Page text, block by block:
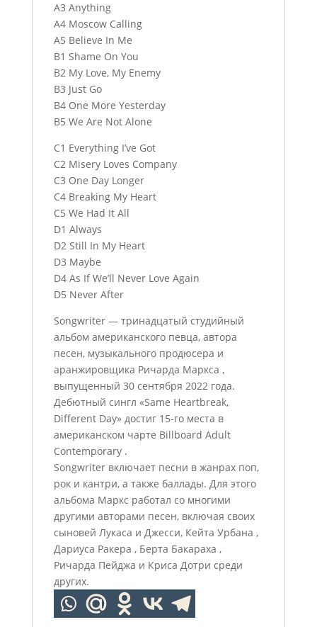
A3 Anything
A4 Moscow Calling
A5 Believe In Me
B1 Shame On You
B2 My Love, My Enemy
B3 Just Go
B4 One More Yesterday
B5 We Are Not Alone
C1 Everything I’ve Got
C2 Misery Loves Company
C3 One Day Longer
C4 Breaking My Heart
C5 We Had It All
D1 Always
D2 Still In My Heart
D3 Maybe
D4 As If We’ll Never Love Again
D5 Never After
Songwriter — тринадцатый студийный
альбом американского певца, автора
песен, музыкального продюсера и
аранжировщика Ричарда Маркса ,
выпущенный 30 сентября 2022 года.
Дебютный сингл «Same Heartbreak,
Different Day» достиг 15-го места в
американском чарте Billboard Adult
Contemporary .
Songwriter включает песни в жанрах поп,
рок и кантри, а также баллады. Для этого
альбома Маркс работал со многими
другими авторами песен, включая своих
сыновей Лукаса и Джесси, Кейта Урбана ,
Дариуса Ракера , Берта Бакараха ,
Ричарда Пейджа и Криса Дотри среди
других.